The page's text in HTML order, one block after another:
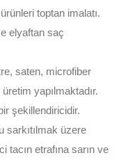
toptan imalatı.
elyaftan saç
saten, microfiber
yapılmaktadır.
şekillendiricidir.
sarkıtılmak üzere
tacın etrafına sarın ve